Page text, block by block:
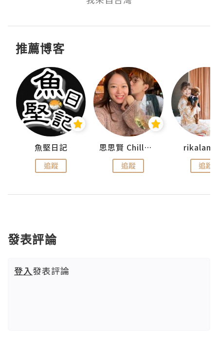
推薦博客
魚堅日記
追蹤
思思賢 ChillMyBabe
追蹤 追蹤
發表評論
登入發表評論